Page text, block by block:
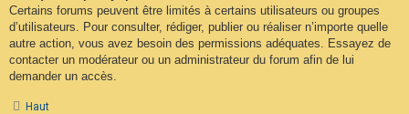
Certains forums peuvent être limités à certains utilisateurs ou groupes
d’utilisateurs. Pour consulter, rédiger, publier ou réaliser n’importe quelle
autre action, vous avez besoin des permissions adéquates. Essayez de
contacter un modérateur ou un administrateur du forum afin de lui
demander un accès.
Haut